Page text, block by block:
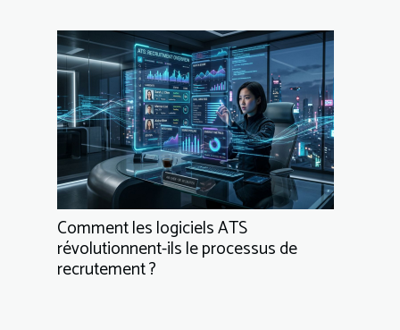
Comment les logiciels ATS
révolutionnent-ils le processus de
recrutement ?